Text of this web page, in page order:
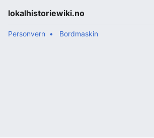
lokalhistoriewiki.no
Personvern Bordmaskin